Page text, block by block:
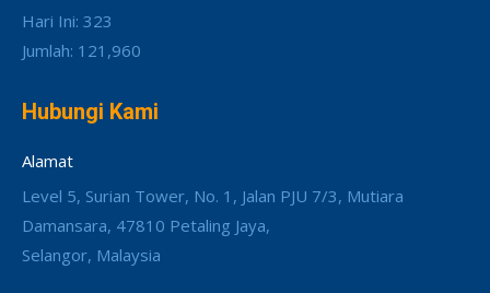
Hari Ini: 323
Jumlah: 121,960
Hubungi Kami
Alamat
Level 5, Surian Tower, No. 1, Jalan PJU 7/3, Mutiara
Damansara, 47810 Petaling Jaya,
Selangor, Malaysia